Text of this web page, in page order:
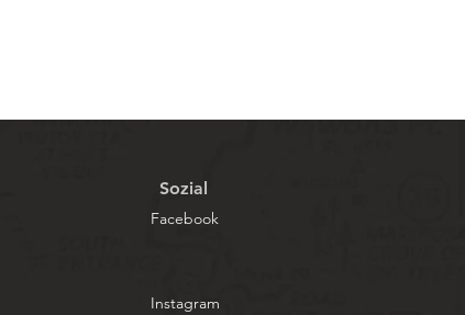
Sozial
Facebook
Instagram